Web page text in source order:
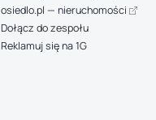
osiedlo.pl — nieruchomości
Dołącz do zespołu
Reklamuj się na 1G